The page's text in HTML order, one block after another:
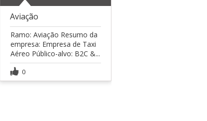
Aviação
Ramo: Aviação Resumo da
empresa: Empresa de Taxi
Aéreo Público-alvo: B2C &...
0